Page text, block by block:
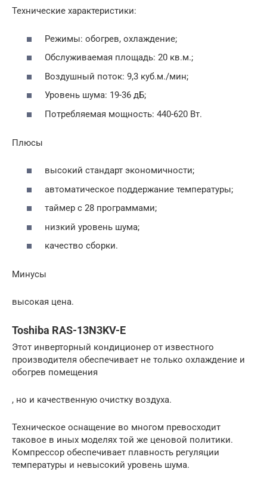
Технические характеристики:
Режимы: обогрев, охлаждение;
Обслуживаемая площадь: 20 кв.м.;
Воздушный поток: 9,3 куб.м./мин;
Уровень шума: 19-36 дБ;
Потребляемая мощность: 440-620 Вт.
Плюсы
высокий стандарт экономичности;
автоматическое поддержание температуры;
таймер с 28 программами;
низкий уровень шума;
качество сборки.
Минусы
высокая цена.
Toshiba RAS-13N3KV-E
Этот инверторный кондиционер от известного
производителя обеспечивает не только охлаждение и
обогрев помещения
, но и качественную очистку воздуха.
Техническое оснащение во многом превосходит
таковое в иных моделях той же ценовой политики.
Компрессор обеспечивает плавность регуляции
температуры и невысокий уровень шума.